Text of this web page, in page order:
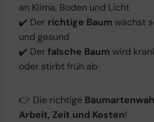
an Klima, Boden und Licht
✔️ Der richtige Baum wächst
und gesund
✔️ Derfalsche Baum wird
oder stirbt früh ab
👉 Die richtige
Arbeit, Zeit und Kosten!